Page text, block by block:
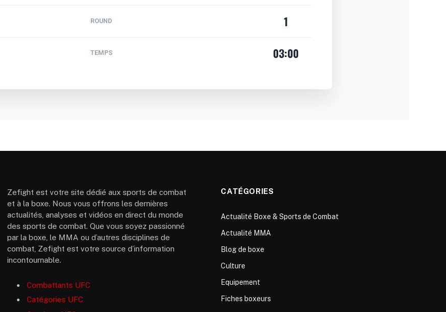
ROUND
1
TEMPS 03:00
Zefight est votre site dédié aux sports de combat
et à la boxe. Nous vous offrons les dernières
actualités, analyses et vidéos en direct du monde
des sports de combat. Que vous soyez passionné
par la boxe, le MMA ou d’autres disciplines de
combat, Zefight est votre source d’information
incontournable.
Combattants UFC
Catégories UFC
CATÉGORIES
Actualité Boxe & Sports de Combat
Actualité MMA
Blog de boxe
Culture
Equipement
Fiches boxeurs